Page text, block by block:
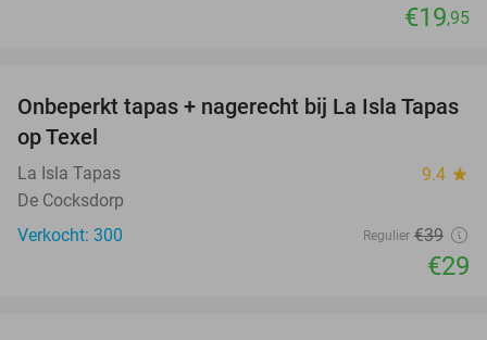
€19,95
26%
Onbeperkt tapas + nagerecht bij La Isla Tapas
op Texel
La Isla Tapas 9.4 star
De Cocksdorp
Verkocht: 300
Regulier €39
€29